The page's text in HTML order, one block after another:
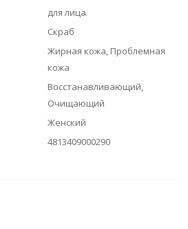
для лица
Скраб
Жирная кожа, Проблемная
кожа
Восстанавливающий,
Очищающий
Женский
4813409000290